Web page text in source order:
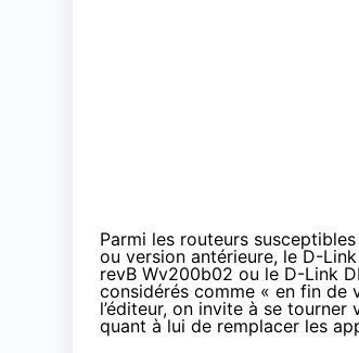
Parmi les routeurs
ou version antérieure, le D-
revB Wv200b02 ou le D-Link
considérés comme « en fin de
l’éditeur, on invite à se
quant à lui de remplacer les